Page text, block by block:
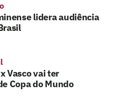
lidera audiência
Vasco vai ter
Copa do Mundo